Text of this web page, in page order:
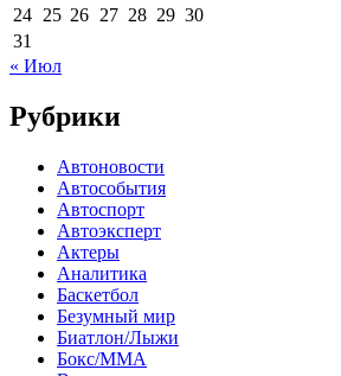
24 25 26 27 28 29 30
31
« Июл
Рубрики
Автоновости
Автособытия
Автоспорт
Автоэксперт
Актеры
Аналитика
Баскетбол
Безумный мир
Биатлон/Лыжи
Бокс/MMA